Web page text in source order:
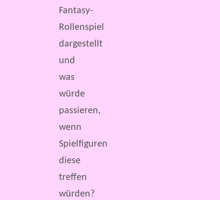
Fantasy-
Rollenspiel
dargestellt
und
was
würde
passieren,
wenn
Spielfiguren
diese
treffen
würden?